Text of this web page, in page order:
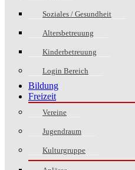
Soziales / Gesundheit
Altersbetreuung
Kinderbetreuung
Login Bereich
Bildung
Freizeit
Vereine
Jugendraum
Kulturgruppe